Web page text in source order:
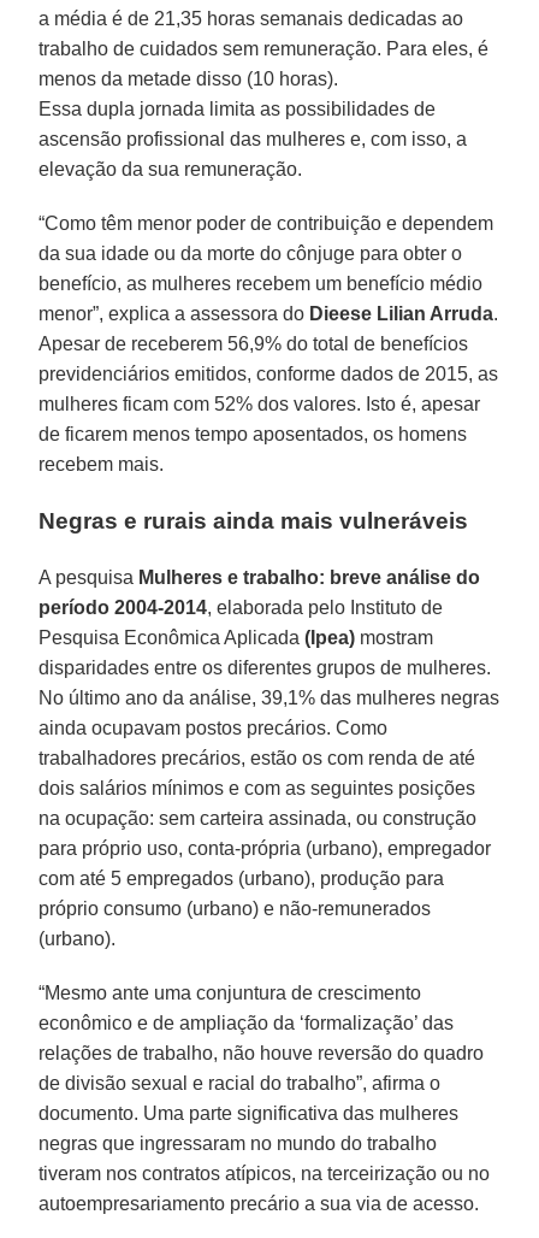
a média é de 21,35 horas semanais dedicadas ao
trabalho de cuidados sem remuneração. Para eles, é
menos da metade disso (10 horas).
Essa dupla jornada limita as possibilidades de
ascensão profissional das mulheres e, com isso, a
elevação da sua remuneração.
“Como têm menor poder de contribuição e dependem
da sua idade ou da morte do cônjuge para obter o
benefício, as mulheres recebem um benefício médio
menor”, explica a assessora do Dieese Lilian Arruda.
Apesar de receberem 56,9% do total de benefícios
previdenciários emitidos, conforme dados de 2015, as
mulheres ficam com 52% dos valores. Isto é, apesar
de ficarem menos tempo aposentados, os homens
recebem mais.
Negras e rurais ainda mais vulneráveis
A pesquisa Mulheres e trabalho: breve análise do
período 2004-2014, elaborada pelo Instituto de
Pesquisa Econômica Aplicada(Ipea) mostram
disparidades entre os diferentes grupos de mulheres.
No último ano da análise, 39,1% das mulheres negras
ainda ocupavam postos precários. Como
trabalhadores precários, estão os com renda de até
dois salários mínimos e com as seguintes posições
na ocupação: sem carteira assinada, ou construção
para próprio uso, conta-própria (urbano), empregador
com até 5 empregados (urbano), produção para
próprio consumo (urbano) e não-remunerados
(urbano).
“Mesmo ante uma conjuntura de crescimento
econômico e de ampliação da ‘formalização’ das
relações de trabalho, não houve reversão do quadro
de divisão sexual e racial do trabalho”, afirma o
documento. Uma parte significativa das mulheres
negras que ingressaram no mundo do trabalho
tiveram nos contratos atípicos, na terceirização ou no
autoempresariamento precário a sua via de acesso.